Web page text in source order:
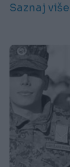
Saznaj više